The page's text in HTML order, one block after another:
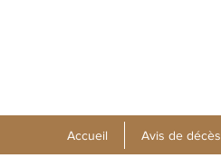
Accueil Avis de décès